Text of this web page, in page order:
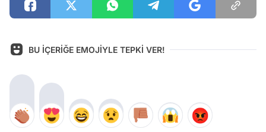
BU İÇERİĞE EMOJİYLE TEPKİ VER!